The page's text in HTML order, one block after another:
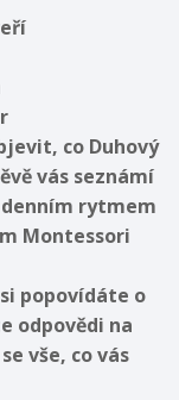
co Duhový
vás seznámí
rytmem
Montessori
popovídáte o
odpovědi na
vše, co vás